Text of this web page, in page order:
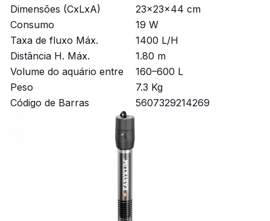
Dimensões (CxLxA)
23x23x44 cm
Consumo
19 W
Taxa de fluxo Máx.
1400 L/H
Distância H. Máx.
1.80 m
Volume do aquário entre
160–600 L
Peso
7.3 Kg
Código de Barras
5607329214269